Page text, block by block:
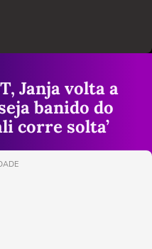
Janja volta a
banido do
corre solta’